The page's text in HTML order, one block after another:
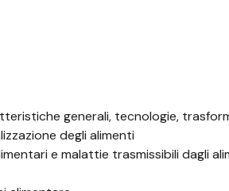
generali, tecnologie,
degli alimenti
e malattie trasmissibili dagli